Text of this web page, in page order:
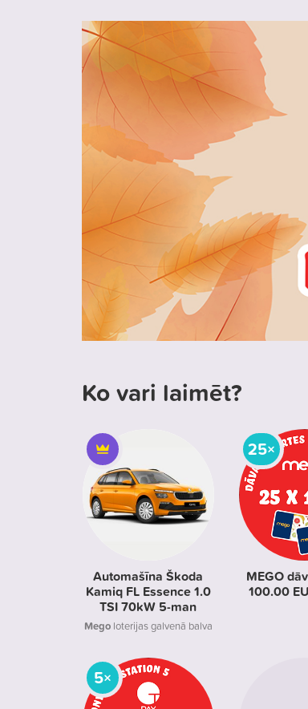
Ko vari laimēt?
Automašīna Škoda
Kamiq FL Essence 1.0
TSI 70kW 5-man
Megoloterijas galvenā balva
25×
MEGO
100.00
5×